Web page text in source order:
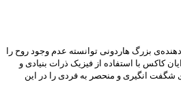
دهنده‌ی بزرگ هاردونی توانسته عدم وجود روح را
کاکس با استفاده از فیزیک ذرات بنیادی و
شگفت انگیری و منحصر به فردی را در این